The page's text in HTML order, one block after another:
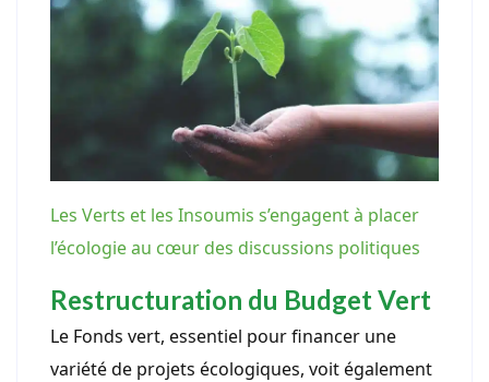
Les Verts et les Insoumis s’engagent à placer
l’écologie au cœur des discussions politiques
Restructuration du Budget Vert
Le Fonds vert, essentiel pour financer une
variété de projets écologiques, voit également